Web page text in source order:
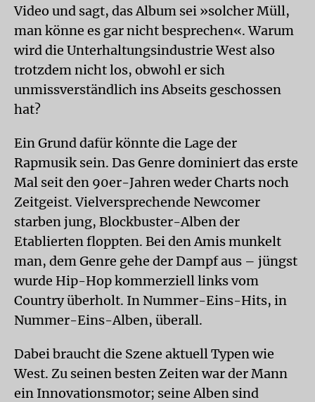
Video und sagt, das Album sei »solcher Müll,
man könne es gar nicht besprechen«. Warum
wird die Unterhaltungsindustrie West also
trotzdem nicht los, obwohl er sich
unmissverständlich ins Abseits geschossen
hat?
Ein Grund dafür könnte die Lage der
Rapmusik sein. Das Genre dominiert das erste
Mal seit den 90er-Jahren weder Charts noch
Zeitgeist. Vielversprechende Newcomer
starben jung, Blockbuster-Alben der
Etablierten floppten. Bei den Amis munkelt
man, dem Genre gehe der Dampf aus – jüngst
wurde Hip-Hop kommerziell links vom
Country überholt. In Nummer-Eins-Hits, in
Nummer-Eins-Alben, überall.
Dabei braucht die Szene aktuell Typen wie
West. Zu seinen besten Zeiten war der Mann
ein Innovationsmotor; seine Alben sind